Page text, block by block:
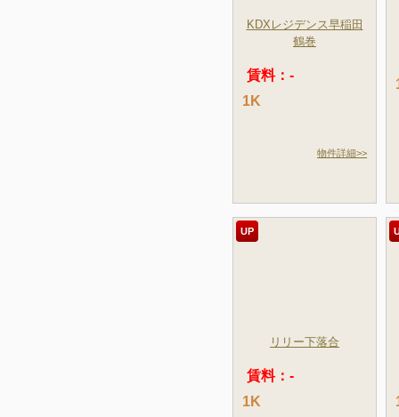
KDXレジデンス早稲田
鶴巻
賃料：-
1K
物件詳細>>
UP
リリー下落合
賃料：-
1K